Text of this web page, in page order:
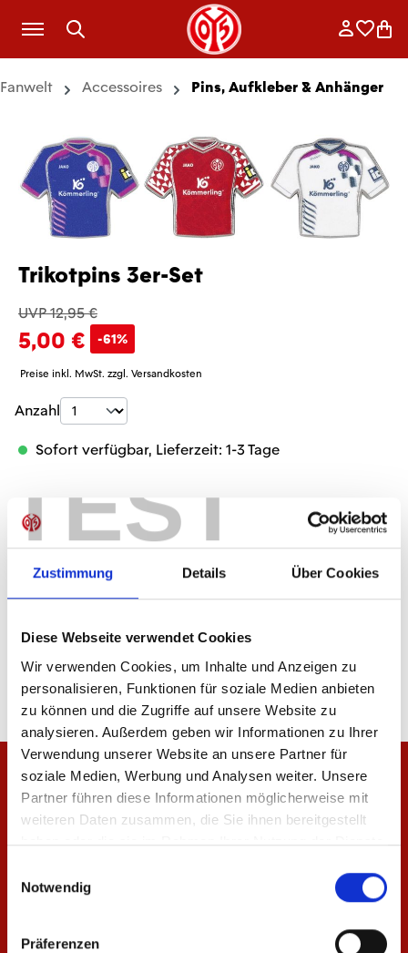
TEST
Zustimmung Details Über Cookies
Diese Webseite verwendet Cookies
Wir verwenden Cookies, um Inhalte und Anzeigen zu
personalisieren, Funktionen für soziale Medien anbieten
zu können und die Zugriffe auf unsere Website zu
analysieren. Außerdem geben wir Informationen zu Ihrer
Verwendung unserer Website an unsere Partner für
soziale Medien, Werbung und Analysen weiter. Unsere
Partner führen diese Informationen möglicherweise mit
weiteren Daten zusammen, die Sie ihnen bereitgestellt
haben oder die sie im Rahmen Ihrer Nutzung der Dienste
Notwendig
Präferenzen
Zum Hauptinhalt springen
Fanwelt Accessoires Pins, Aufkleber & Anhänger
Trikotpins 3er-Set
UVP 12,95 €
5,00 € -61%
Preise inkl. MwSt. zzgl. Versandkosten
Produkt Anzahl: Gib den gewünschten
Anzahl
Sofort verfügbar, Lieferzeit: 1-3 Tage
IN DEN WARENKORB
Produktdetails